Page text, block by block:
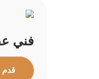
فني
قدم